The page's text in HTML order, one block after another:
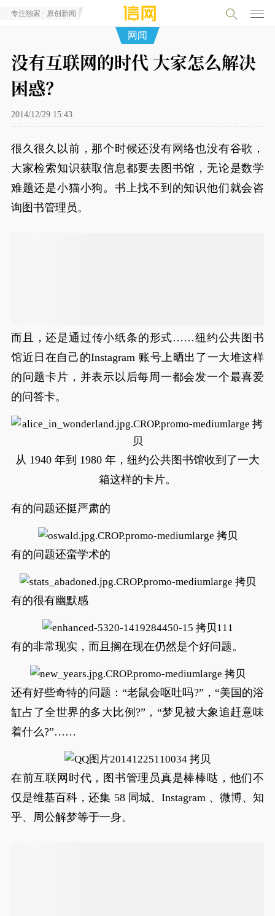
专注独家 · 原创新闻
网闻
没有互联网的时代 大家怎么解决
困惑？
2014/12/29 15:43
很久很久以前，那个时候还没有网络也没有谷歌，
大家检索知识获取信息都要去图书馆，无论是数学
难题还是小猫小狗。书上找不到的知识他们就会咨
询图书管理员。
而且，还是通过传小纸条的形式……纽约公共图书
馆近日在自己的Instagram 账号上晒出了一大堆这样
的问题卡片，并表示以后每周一都会发一个最喜爱
的问答卡。
从 1940 年到 1980 年，纽约公共图书馆收到了一大
箱这样的卡片。
有的问题还挺严肃的
有的问题还蛮学术的
有的很有幽默感
有的非常现实，而且搁在现在仍然是个好问题。
还有好些奇特的问题：“老鼠会呕吐吗?”，“美国的浴
缸占了全世界的多大比例?”，“梦见被大象追赶意味
着什么?”……
在前互联网时代，图书管理员真是棒棒哒，他们不
仅是维基百科，还集 58 同城、Instagram 、微博、知
乎、周公解梦等于一身。